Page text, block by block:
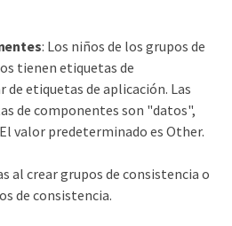
: Los niños de los grupos de
tienen etiquetas de
etiquetas de aplicación. Las
de componentes son "datos",
valor predeterminado es Other.
al crear grupos de consistencia o
de consistencia.